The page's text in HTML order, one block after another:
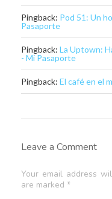
Pingback: Pod 51: Un
Pasaporte
Pingback: La Uptown:
- Mi Pasaporte
Pingback: El café en el
Leave a Comment
Your email address
are marked *